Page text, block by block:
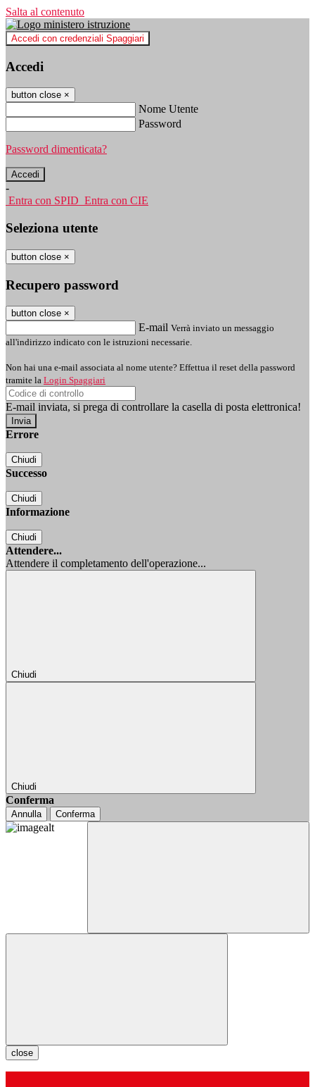
Salta al contenuto
Accedi con credenziali Spaggiari
Accedi
button close ×
Nome Utente
Password
Password dimenticata?
-
Entra con SPID Entra con CIE
Seleziona utente
button close ×
Recupero password
button close ×
E-mail Verrà inviato un messaggio
all'indirizzo indicato con le istruzioni necessarie.
Non hai una e-mail associata al nome utente? Effettua il reset della password
tramite la Login Spaggiari
E-mail inviata, si prega di controllare la casella di posta elettronica!
Errore
Chiudi
Successo
Chiudi
Informazione
Chiudi
Attendere...
Attendere il completamento dell'operazione...
Chiudi
Chiudi
Conferma
Annulla Conferma
close